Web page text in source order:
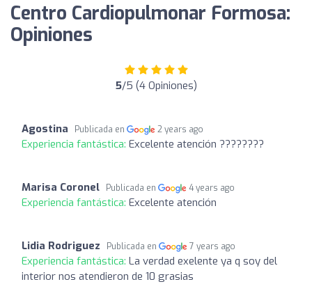
Centro Cardiopulmonar Formosa:
Opiniones
5/5 (4 Opiniones)
Agostina Publicada en 2 years ago
Experiencia fantástica: Excelente atención ????????
Marisa Coronel Publicada en 4 years ago
Experiencia fantástica: Excelente atención
Lidia Rodriguez Publicada en 7 years ago
Experiencia fantástica: La verdad exelente ya q soy del
interior nos atendieron de 10 grasias